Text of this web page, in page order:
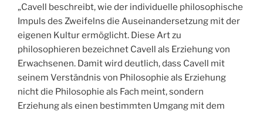
„Cavell beschreibt, wie der individuelle philosophische
Impuls des Zweifelns die Auseinandersetzung mit der
eigenen Kultur ermöglicht. Diese Art zu
philosophieren bezeichnet Cavell als Erziehung von
Erwachsenen. Damit wird deutlich, dass Cavell mit
seinem Verständnis von Philosophie als Erziehung
nicht die Philosophie als Fach meint, sondern
Erziehung als einen bestimmten Umgang mit dem